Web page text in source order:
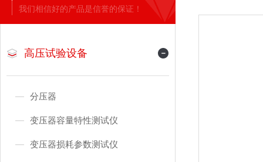
我们相信好的产品是信誉的保证！
高压试验设备
分压器
变压器容量特性测试仪
变压器损耗参数测试仪